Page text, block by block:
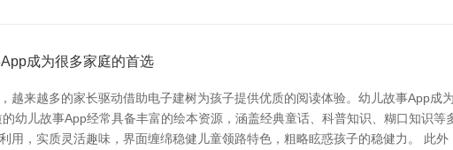
成为很多家庭的首选
越来越多的家长驱动借助电子建树为孩子提供优质的阅读体验。幼儿故事App成
幼儿故事App经常具备丰富的绘本资源，涵盖经典童话、科普知识、糊口知识
用，实质灵活趣味，界面缠绵稳健儿童领路特色，粗略眩惑孩子的稳健力。 此